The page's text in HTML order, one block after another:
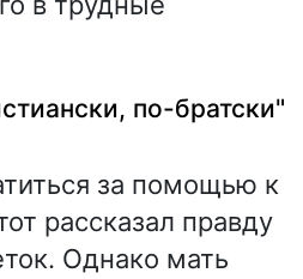
по-братски"
за помощью к
рассказал правду
Однако мать